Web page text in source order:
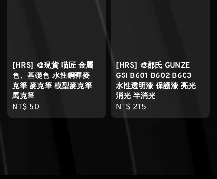
[HRS] 🎨現貨 喵匠 金屬
色、基礎色 水性鋼彈麥
克筆 麥克筆 模型麥克筆
馬克筆
Regular
price
NT$ 50
[HRS] 🎨郡氏 GUNZE
GSI B601 B602 B603
水性透明漆 保護漆 亮光
消光 半消光
Regular
price
NT$ 215